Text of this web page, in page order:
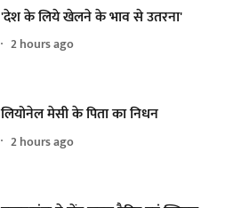
'देश के लिये खेलने के भाव से उतरना'
2 hours ago
लियोनेल मेसी के पिता का निधन
2 hours ago